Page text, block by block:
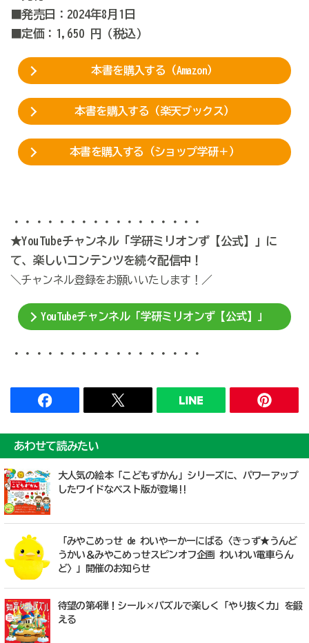
■発売日：2024年8月1日
■定価：1,650 円（税込）
本書を購入する（Amazon）
本書を購入する（楽天ブックス）
本書を購入する（ショップ学研＋）
・・・・・・・・・・・・・・・・・
★YouTubeチャンネル「学研ミリオンず【公式】」に
て、楽しいコンテンツを続々配信中！
＼チャンネル登録をお願いいたします！／
YouTubeチャンネル「学研ミリオンず【公式】」
・・・・・・・・・・・・・・・・・
あわせて読みたい
大人気の絵本「こどもずかん」シリーズに、パワーアップ
したワイドなベスト版が登場!!
「みやこめっせ de わいやーかーにばる〈きっず★うんど
うかい＆みやこめっせスピンオフ企画 わいわい電車らん
ど〉」開催のお知らせ
待望の第4弾！シール×パズルで楽しく「やり抜く力」を鍛
える